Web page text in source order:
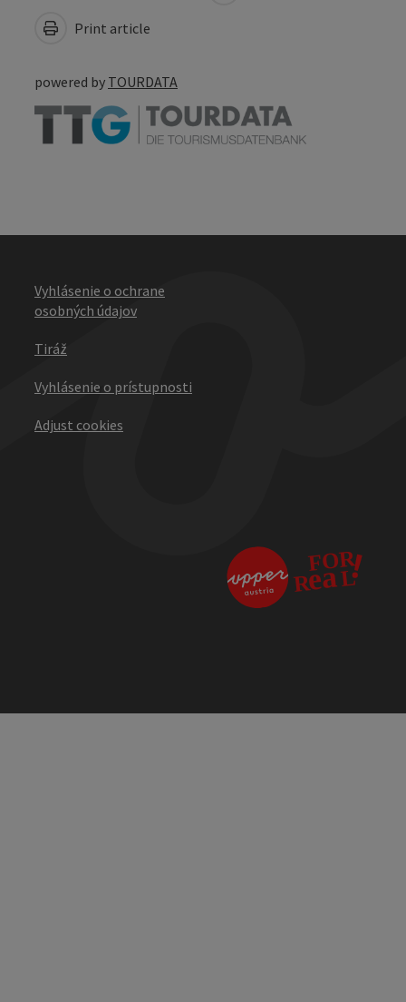
Print article
powered by TOURDATA
Vyhlásenie o ochrane
osobných údajov
Tiráž
Vyhlásenie o prístupnosti
Adjust cookies